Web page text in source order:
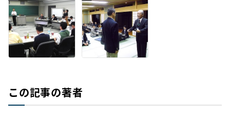
この記事の著者